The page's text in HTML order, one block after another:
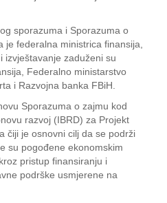
sporazuma i Sporazuma o
je federalna ministrica finansija,
izvještavanje zaduženi su
Federalno ministarstvo
i Razvojna banka FBiH.
Sporazuma o zajmu kod
razvoj (IBRD) za Projekt
čiji je osnovni cilj da se podrži
su pogođene ekonomskim
pristup finansiranju i
podrške usmjerene na